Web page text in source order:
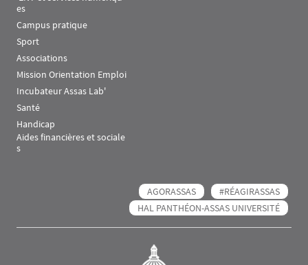
es
Campus pratique
Sport
Associations
Mission Orientation Emploi
Incubateur Assas Lab'
Santé
Handicap
Aides financières et sociale
s
AGORASSAS
#RÉAGIRASSAS
HAL PANTHÉON-ASSAS UNIVERSITÉ